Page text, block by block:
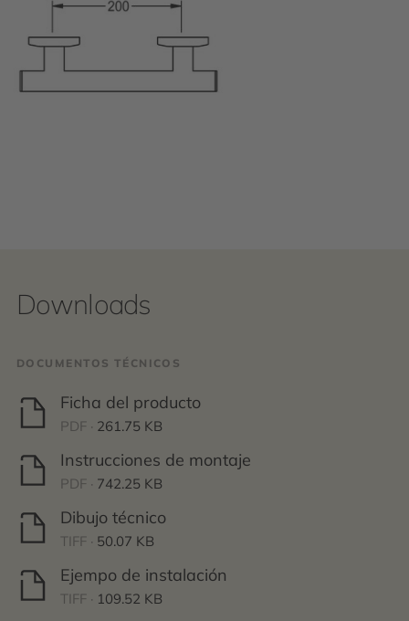
Downloads
DOCUMENTOS TÉCNICOS
Ficha del producto
PDF · 261.75 KB
Instrucciones de montaje
PDF · 742.25 KB
Dibujo técnico
TIFF · 50.07 KB
Ejempo de instalación
TIFF · 109.52 KB